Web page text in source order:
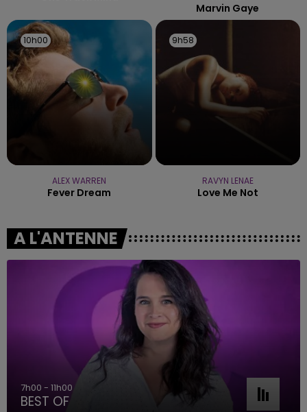
Marvin Gaye
10h00
10h00
ALEX WARREN
Fever Dream
9h58
9h58
RAVYN LENAE
Love Me Not
A L'ANTENNE
7h00 - 11h00
BEST OF